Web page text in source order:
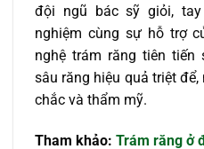
đội ngũ bác sỹ giỏi,
nghiệm cùng sự hỗ trợ
nghệ trám răng tiên tiến
sâu răng hiệu quả triệt
chắc và thẩm mỹ.
Tham khảo: Trám răng ở